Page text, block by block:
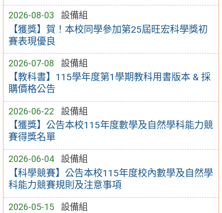
2026-08-03 設備組
【獲獎】賀！本校同學參加第25屆旺宏科學獎初
賽表現優良
2026-07-08 設備組
【教科書】115學年度第1學期教科用書版本 & 採
購價格公告
2026-06-22 設備組
【獲獎】公告本校115年度數學及自然學科能力競
賽得獎名單
2026-06-04 設備組
【科學競賽】公告本校115年度校內數學及自然學
科能力競賽規則及注意事項
2026-05-15 設備組